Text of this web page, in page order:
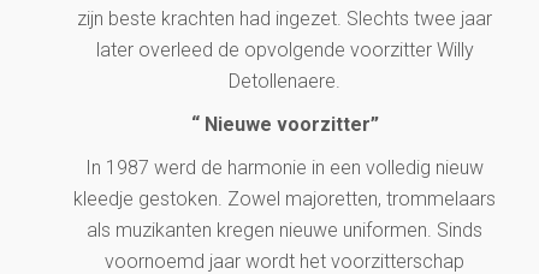
zijn beste krachten had ingezet. Slechts twee jaar
later overleed de opvolgende voorzitter Willy
Detollenaere.
“ Nieuwe voorzitter”
In 1987 werd de harmonie in een volledig nieuw
kleedje gestoken. Zowel majoretten, trommelaars
als muzikanten kregen nieuwe uniformen. Sinds
voornoemd jaar wordt het voorzitterschap